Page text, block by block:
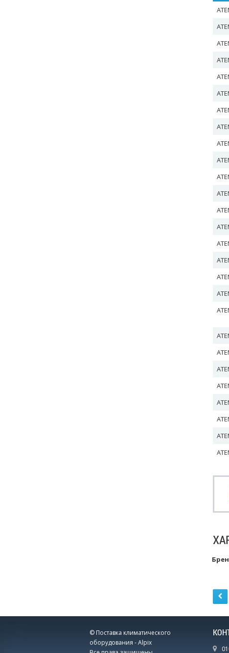
© Поставка климатического
оборудования - Alpix